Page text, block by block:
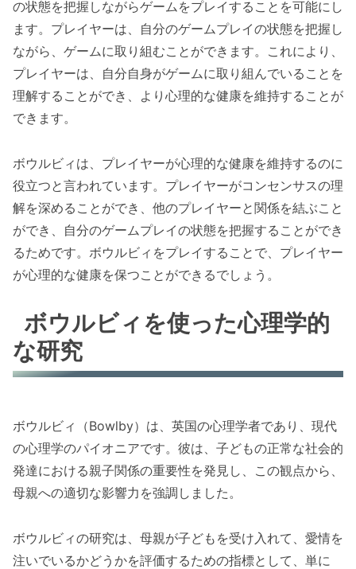
の状態を把握しながらゲームをプレイすることを可能にし
ます。プレイヤーは、自分のゲームプレイの状態を把握し
ながら、ゲームに取り組むことができます。これにより、
プレイヤーは、自分自身がゲームに取り組んでいることを
理解することができ、より心理的な健康を維持することが
できます。
ボウルビィは、プレイヤーが心理的な健康を維持するのに
役立つと言われています。プレイヤーがコンセンサスの理
解を深めることができ、他のプレイヤーと関係を結ぶこと
ができ、自分のゲームプレイの状態を把握することができ
るためです。ボウルビィをプレイすることで、プレイヤー
が心理的な健康を保つことができるでしょう。
ボウルビィを使った心理学的
な研究
ボウルビィ（Bowlby）は、英国の心理学者であり、現代
の心理学のパイオニアです。彼は、子どもの正常な社会的
発達における親子関係の重要性を発見し、この観点から、
母親への適切な影響力を強調しました。
ボウルビィの研究は、母親が子どもを受け入れて、愛情を
注いでいるかどうかを評価するための指標として、単に